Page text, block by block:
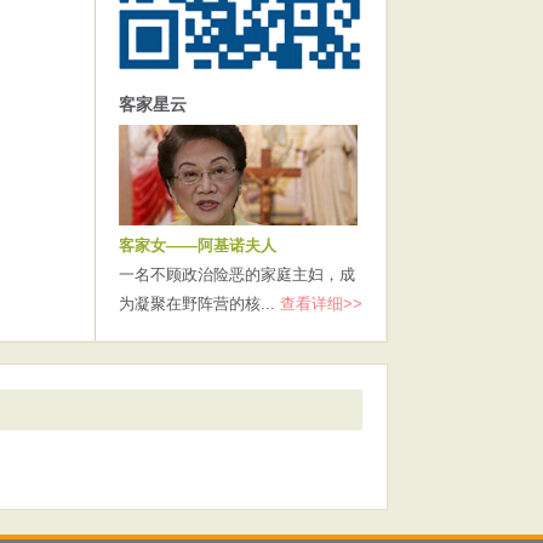
客家星云
客家女——阿基诺夫人
一名不顾政治险恶的家庭主妇，成
为凝聚在野阵营的核... 查看详细>>